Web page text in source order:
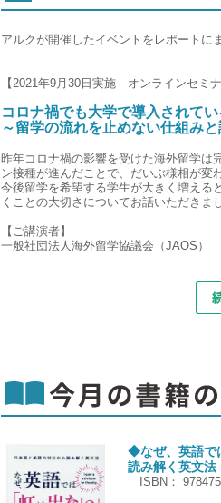
アルクが開催したイベントをレポートに
【2021年9月30日実施 オンラインセミ
コロナ禍でも大学で導入されて
～留学の流れを止めない仕組み
昨年コロナ禍の影響を受けた海外留学は
ン接種が進んだことで、だいぶ様相が変
今後留学を希望する学生が大きく増える
くことの大切さについてお話いただきま
【ご講演者】
一般社団法人海外留学協議会（
◆なぜ、英語で
読み解く英文法
ISBN：